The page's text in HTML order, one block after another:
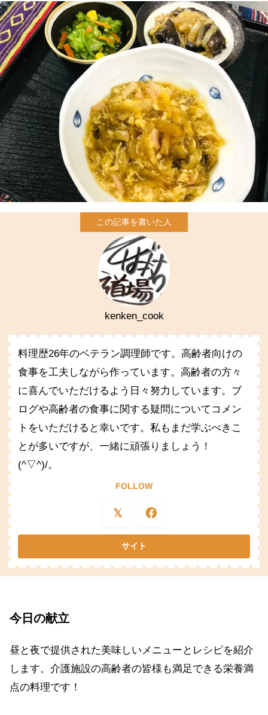
kenken_cook
料理歴26年のベテラン調理師です。高齢者向けの
食事を工夫しながら作っています。高齢者の方々
に喜んでいただけるよう日々努力しています。ブ
ログや高齢者の食事に関する疑問についてコメン
トをいただけると幸いです。私もまだ学ぶべきこ
とが多いですが、一緒に頑張りましょう！
(^▽^)/。
FOLLOW
今日の献立
昼と夜で提供された美味しいメニューとレシピを紹介
します。介護施設の高齢者の皆様も満足できる栄養満
点の料理です！